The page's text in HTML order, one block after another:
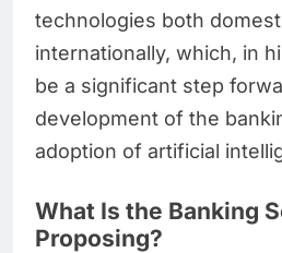
technologies both
internationally, which, in
be a significant step
development of the
adoption of artificial
What Is the Banking
Proposing?